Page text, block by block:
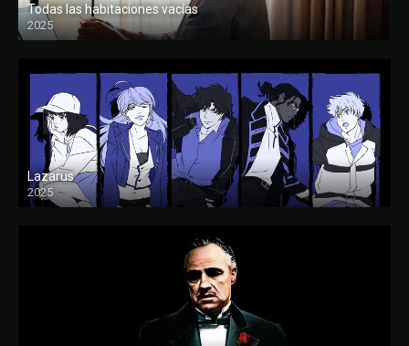
Todas las habitaciones vacías
2025
FULL HD
Lazarus
2025